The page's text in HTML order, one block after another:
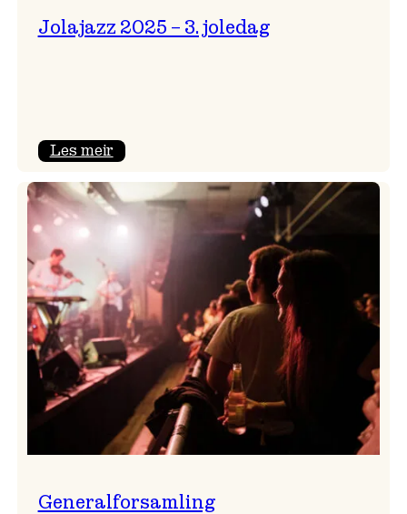
Jolajazz 2025 – 3. joledag
Les meir:
2025
–
joledag
Generalforsamling